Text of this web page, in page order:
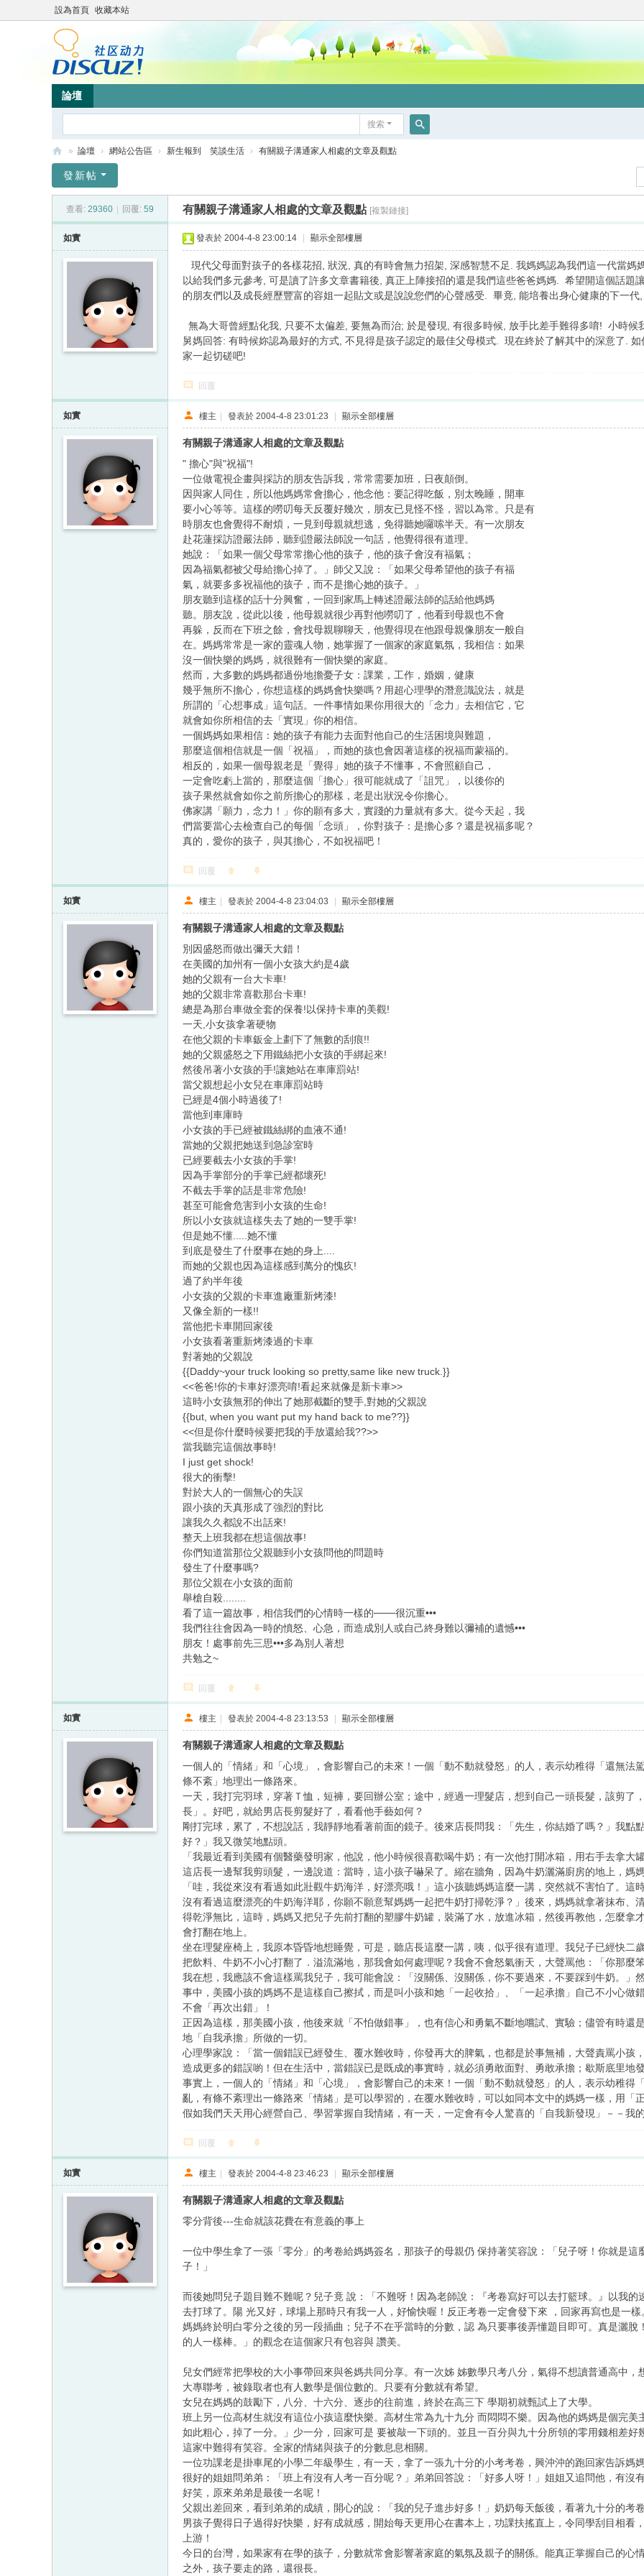
設為首頁 收藏本站
論壇
搜索
竹
» 論壇 › 網站公告區 › 新生報到 笑談生活 › 有關親子溝通家人相處的文章及觀點
發新帖
查看: 29360 回覆: 59 有關親子溝通家人相處的文章及觀點 [複製鏈接]
如實 發表於 2004-4-8 23:00:14 顯示全部樓層
現代父母面對孩子的各樣花招, 狀況, 真的有時會無力招架, 深感智慧不足. 我媽媽認為我們這一代當
以給我們多元參考, 可是讀了許多文章書籍後, 真正上陣接招的還是我們這些爸爸媽媽. 希望開這個話題
的朋友們以及成長經歷豐富的容姐一起貼文或是說說您們的心聲感受. 畢竟, 能培養出身心健康的下一
無為大哥曾經點化我, 只要不太偏差, 要無為而治; 於是發現, 有很多時候, 放手比差手難得多唷! 小時
舅媽回答: 有時候妳認為最好的方式, 不見得是孩子認定的最佳父母模式. 現在終於了解其中的深意了.
家一起切磋吧!
回覆
如實 樓主 | 發表於 2004-4-8 23:01:23 | 顯示全部樓層
有關親子溝通家人相處的文章及觀點
" 擔心"與"祝福"!
一位做電視企畫與採訪的朋友告訴我，常常需要加班，日夜顛倒。
因與家人同住，所以他媽媽常會擔心，他念他：要記得吃飯，別太晚睡，開車
要小心等等。這樣的嘮叨每天反覆好幾次，朋友已見怪不怪，習以為常。只是有
時朋友也會覺得不耐煩，一見到母親就想逃，免得聽她囉嗦半天。有一次朋友
赴花蓮採訪證嚴法師，聽到證嚴法師說一句話，他覺得很有道理。
她說：「如果一個父母常常擔心他的孩子，他的孩子會沒有福氣；
因為福氣都被父母給擔心掉了。」師父又說：「如果父母希望他的孩子有福
氣，就要多多祝福他的孩子，而不是擔心她的孩子。」
朋友聽到這樣的話十分興奮，一回到家馬上轉述證嚴法師的話給他媽媽
聽。朋友說，從此以後，他母親就很少再對他嘮叨了，他看到母親也不會
再躲，反而在下班之餘，會找母親聊聊天，他覺得現在他跟母親像朋友一般自
在。媽媽常常是一家的靈魂人物，她掌握了一個家的家庭氣氛，我相信：如果
沒一個快樂的媽媽，就很難有一個快樂的家庭。
然而，大多數的媽媽都過份地擔憂子女：課業，工作，婚姻，健康
幾乎無所不擔心，你想這樣的媽媽會快樂嗎？用超心理學的潛意識說法，就是
所謂的「心想事成」這句話。一件事情如果你用很大的「念力」去相信它，它
就會如你所相信的去「實現」你的相信。
一個媽媽如果相信：她的孩子有能力去面對他自己的生活困境與難題，
那麼這個相信就是一個「祝福」，而她的孩也會因著這樣的祝福而蒙福的。
相反的，如果一個母親老是「覺得」她的孩子不懂事，不會照顧自己，
一定會吃虧上當的，那麼這個「擔心」很可能就成了「詛咒」，以後你的
孩子果然就會如你之前所擔心的那樣，老是出狀況令你擔心。
佛家講「願力，念力！」你的願有多大，實踐的力量就有多大。從今天起，我
們當要當心去檢查自己的每個「念頭」，你對孩子：是擔心多？還是祝福多呢？
真的，愛你的孩子，與其擔心，不如祝福吧！
回覆
如實 樓主 | 發表於 2004-4-8 23:04:03 | 顯示全部樓層
有關親子溝通家人相處的文章及觀點
別因盛怒而做出彌天大錯！
在美國的加州有一個小女孩大約是4歲
她的父親有一台大卡車!
她的父親非常喜歡那台卡車!
總是為那台車做全套的保養!以保持卡車的美觀!
一天,小女孩拿著硬物
在他父親的卡車鈑金上劃下了無數的刮痕!!
她的父親盛怒之下用鐵絲把小女孩的手綁起來!
然後吊著小女孩的手!讓她站在車庫罰站!
當父親想起小女兒在車庫罰站時
已經是4個小時過後了!
當他到車庫時
小女孩的手已經被鐵絲綁的血液不通!
當她的父親把她送到急診室時
已經要截去小女孩的手掌!
因為手掌部分的手掌已經都壞死!
不截去手掌的話是非常危險!
甚至可能會危害到小女孩的生命!
所以小女孩就這樣失去了她的一雙手掌!
但是她不懂.....她不懂
到底是發生了什麼事在她的身上....
而她的父親也因為這樣感到萬分的愧疚!
過了約半年後
小女孩的父親的卡車進廠重新烤漆!
又像全新的一樣!!
當他把卡車開回家後
小女孩看著重新烤漆過的卡車
對著她的父親說
{{Daddy~your truck looking so pretty,same like new truck.}}
<<爸爸!你的卡車好漂亮唷!看起來就像是新卡車>>
這時小女孩無邪的伸出了她那截斷的雙手,對她的父親說
{{but, when you want put my hand back to me??}}
<<但是你什麼時候要把我的手放還給我??>>
當我聽完這個故事時!
I just get shock!
很大的衝擊!
對於大人的一個無心的失誤
跟小孩的天真形成了強烈的對比
讓我久久都說不出話來!
整天上班我都在想這個故事!
你們知道當那位父親聽到小女孩問他的問題時
發生了什麼事嗎?
那位父親在小女孩的面前
舉槍自殺........
看了這一篇故事，相信我們的心情時一樣的───很沉重•••
我們往往會因為一時的憤怒、心急，而造成別人或自己終身難以彌補的遺憾•••
朋友！處事前先三思•••多為別人著想
共勉之~
回覆
如實 樓主 | 發表於 2004-4-8 23:13:53 | 顯示全部樓層
有關親子溝通家人相處的文章及觀點
一個人的「情緒」和「心境」，會影響自己的未來！一個「動不動就發怒」的人，表示幼稚得「還無法
條不紊」地理出一條路來。
一天，我打完羽球，穿著Ｔ恤，短褲，要回辦公室；途中，經過一理髮店，想到自己一頭長髮，該剪了
長」。好吧，就給男店長剪髮好了，看看他手藝如何？
剛打完球，累了，不想說話，我靜靜地看著前面的鏡子。後來店長問我：「先生，你結婚了嗎？」我
好？」我又微笑地點頭。
「我最近看到美國有個醫藥發明家，他說，他小時候很喜歡喝牛奶；有一次他打開冰箱，用右手去拿
這店長一邊幫我剪頭髮，一邊說道：當時，這小孩子嚇呆了。縮在牆角，因為牛奶灑滿廚房的地上，媽
「哇，我從來沒有看過如此壯觀牛奶海洋，好漂亮哦！」這小孩聽媽媽這麼一講，突然就不害怕了。
沒有看過這麼漂亮的牛奶海洋耶，你願不願意幫媽媽一起把牛奶打掃乾淨？」後來，媽媽就拿著抹布、
得乾淨無比，這時，媽媽又把兒子先前打翻的塑膠牛奶罐，裝滿了水，放進冰箱，然後再教他，怎麼拿
會打翻在地上。
坐在理髮座椅上，我原本昏昏地想睡覺，可是，聽店長這麼一講，咦，似乎很有道理。我兒子已經快二
把飲料、牛奶不小心打翻了．溢流滿地，那我會如何處理呢？我會不會怒氣衝天，大聲罵他：「你那麼
我在想，我應該不會這樣罵我兒子，我可能會說：「沒關係、沒關係，你不要過來，不要踩到牛奶。」
事中，美國小孩的媽媽不是這樣自己擦拭，而是叫小孩和她「一起收拾」、「一起承擔」自己不小心做
不會「再次出錯」！
正因為這樣，那美國小孩，他後來就「不怕做錯事」，也有信心和勇氣不斷地嚐試、實驗；儘管有時還
地「自我承擔」所做的一切。
心理學家說：「當一個錯誤已經發生、覆水難收時，你發再大的脾氣，也都是於事無補，大聲責罵小孩
造成更多的錯誤喲！但在生活中，當錯誤已是既成的事實時，就必須勇敢面對、勇敢承擔；歇斯底里地
事實上，一個人的「情緒」和「心境」，會影響自己的未來！一個「動不動就發怒」的人，表示幼稚得
亂，有條不紊理出一條路來「情緒」是可以學習的，在覆水難收時，可以如同本文中的媽媽一樣，用「
假如我們天天用心經營自己、學習掌握自我情緒，有一天，一定會有令人驚喜的「自我新發現」－－我
回覆
如實 樓主 | 發表於 2004-4-8 23:46:23 | 顯示全部樓層
有關親子溝通家人相處的文章及觀點
零分背後---生命就該花費在有意義的事上
一位中學生拿了一張「零分」的考卷給媽媽簽名，那孩子的母親仍 保持著笑容說：「兒子呀！你就是
子！」
而後她問兒子題目難不難呢？兒子竟 說：「不難呀！因為老師說：『考卷寫好可以去打籃球。』以我
去打球了。陽 光又好，球場上那時只有我一人，好愉快喔！反正考卷一定會發下來 ，回家再寫也是一樣
媽媽終於明白零分之後的另一段插曲；兒子不在乎當時的分數，認 為只要事後弄懂題目即可。真是灑
的人一樣棒。」的觀念在這個家只有包容與 讚美。
兒女們經常把學校的大小事帶回來與爸媽共同分享。有一次姊 姊數學只考八分，氣得不想讀普通高中，
大專聯考，被錄取者也有人數學是個位數的。只要有分數就有希望。
女兒在媽媽的鼓勵下，八分、十六分、逐步的往前進，終於在高三下 學期初就甄試上了大學。
班上另一位高材生就沒有這位小孩這麼快樂。高材生常為九十九分 而悶悶不樂。因為他的媽媽是個完
如此粗心，掉了一分。」少一分，回家可是 要被敲一下頭的。並且一百分與九十分所領的零用錢相差
這家中難得有笑容。全家的情緒與孩子的分數息息相關。
一位功課老是掛車尾的小學二年級學生，有一天，拿了一張九十分的小考考卷，興沖沖的跑回家告訴媽
很好的姐姐問弟弟：「班上有沒有人考一百分呢？」弟弟回答說：「好多人呀！」姐姐又追問他，有沒
好笑，原來弟弟是最後一名呢！
父親出差回來，看到弟弟的成績，開心的說：「我的兒子進步好多！」奶奶每天飯後，看著九十分的考
男孩子覺得日子過得好快樂，好有成就感，開始每天更用心在書本上，功課扶搖直上，令同學刮目相看
上游！
今日的台灣，如果家有在學的孩子，分數就常會影響著家庭的氣氛及親子的關係。能真正掌握自己的心
之外，孩子要走的路，還很長。